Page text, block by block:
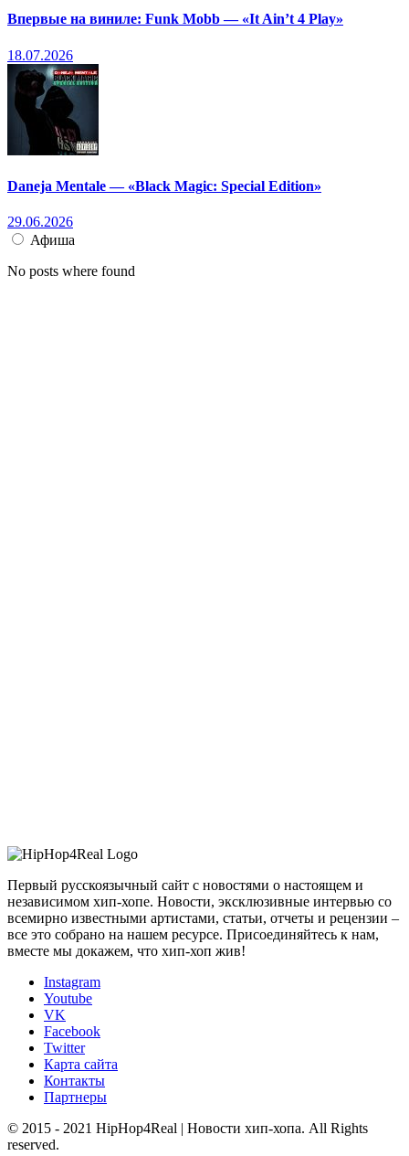
Впервые на виниле: Funk Mobb — «It Ain’t 4 Play»
18.07.2026
Daneja Mentale — «Black Magic: Special Edition»
29.06.2026
Афиша
No posts where found
Первый русскоязычный сайт с новостями о настоящем и
независимом хип-хопе. Новости, эксклюзивные интервью со
всемирно известными артистами, статьи, отчеты и рецензии –
все это собрано на нашем ресурсе. Присоединяйтесь к нам,
вместе мы докажем, что хип-хоп жив!
Instagram
Youtube
VK
Facebook
Twitter
Карта сайта
Контакты
Партнеры
© 2015 - 2021 HipHop4Real | Новости хип-хопа. All Rights
reserved.